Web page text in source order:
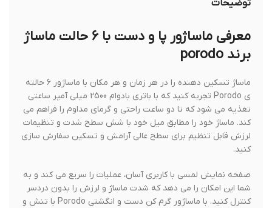
توضیحات
معرفی ماساژور پا و دست با 6 حالت ماساژ
برند porodo
ماساژ تسکین دهنده را در هر زمان و هر مکان با ماساژور 6 حالته
ی Porodo تجربه کنید که با باتری بادوام 2500 میلی آمپر ساعتی
تغذیه می شود که تا دو ساعت راحتی و گرمای مداوم را فراهم می
کند. ماساژ خود را مطابق میل خود با شش سطح شدت و تنظیمات
لرزش قابل تنظیم برای سطح عالی آرامش و تسکین سفارش سازی
کنید.
صفحه نمایش لمسی با کاربری آسان، عملیات را سریع می کند و به
شما این امکان را می دهد که شدت ماساژ و لرزش را بدون دردسر
کنترل کنید. با ماساژور گرم کن دست و انگشتی Porodo با تنش و